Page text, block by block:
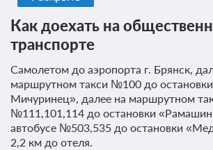
Сменить кол-во гостей
Как доехать на
транспорте
Самолетом до аэропорта г. Брянск,
маршрутном такси №100 до
Мичуринец», далее на маршрутном
№111,101,114 до остановки «Рамашин
автобусе №503,535 до остановки
2,2 км до отеля.